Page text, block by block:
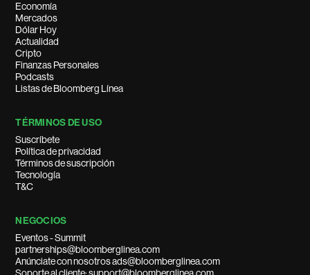
Economía
Mercados
Dólar Hoy
Actualidad
Cripto
Finanzas Personales
Podcasts
Listas de Bloomberg Línea
TÉRMINOS DE USO
Suscríbete
Política de privacidad
Términos de suscripción
Tecnología
T&C
NEGOCIOS
Eventos - Summit
partnerships@bloomberglinea.com
Anúnciate con nosotros ads@bloomberglinea.com